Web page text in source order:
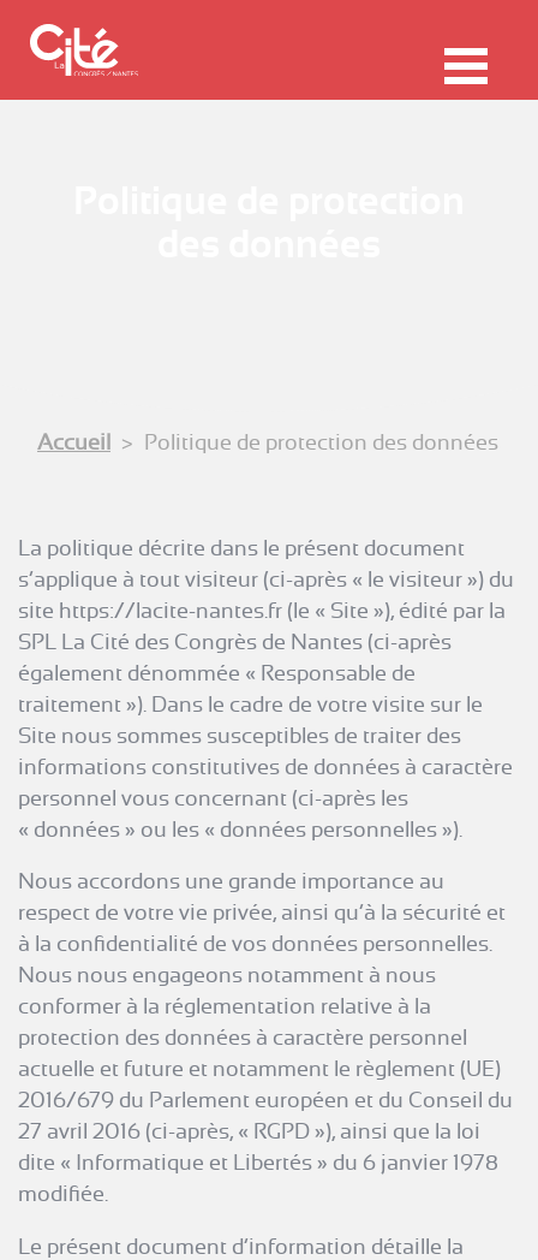
Accueil Politique de protection des données
La politique décrite dans le présent document
s’applique à tout visiteur (ci-après « le visiteur ») du
site https://lacite-nantes.fr (le « Site »), édité par la
SPL La Cité des Congrès de Nantes (ci-après
également dénommée « Responsable de
traitement »). Dans le cadre de votre visite sur le
Site nous sommes susceptibles de traiter des
informations constitutives de données à caractère
personnel vous concernant (ci-après les
« données » ou les « données personnelles »).
Nous accordons une grande importance au
respect de votre vie privée, ainsi qu’à la sécurité et
à la confidentialité de vos données personnelles.
Nous nous engageons notamment à nous
conformer à la réglementation relative à la
protection des données à caractère personnel
actuelle et future et notamment le règlement (UE)
2016/679 du Parlement européen et du Conseil du
27 avril 2016 (ci-après, « RGPD »), ainsi que la loi
dite « Informatique et Libertés » du 6 janvier 1978
modifiée.
Le présent document d’information détaille la